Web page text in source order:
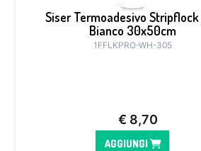
Siser Termoadesivo Stripflock
Bianco 30x50cm
1FFLKPRO-WH-305
€ 8,70
AGGIUNGI